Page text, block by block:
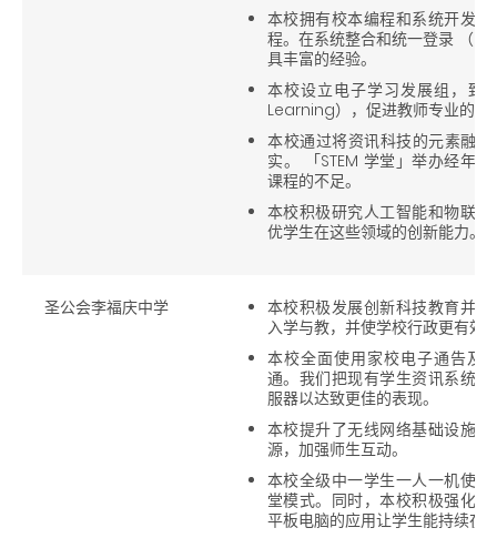
本校拥有校本编程和系统开发
程。在系统整合和统一登录 （
具丰富的经验。
本校设立电子学习发展组，致
Learning），促进教师专业的发
本校通过将资讯科技的元素融
实。 「STEM 学堂」举办经年
课程的不足。
本校积极研究人工智能和物联
优学生在这些领域的创新能力。
圣公会李福庆中学
本校积极发展创新科技教育并
入学与教，并使学校行政更有效
本校全面使用家校电子通告及
通。我们把现有学生资讯系统
服器以达致更佳的表现。
本校提升了无线网络基础设施
源，加强师生互动。
本校全级中一学生一人一机使
堂模式。同时，本校积极强化
平板电脑的应用让学生能持续在